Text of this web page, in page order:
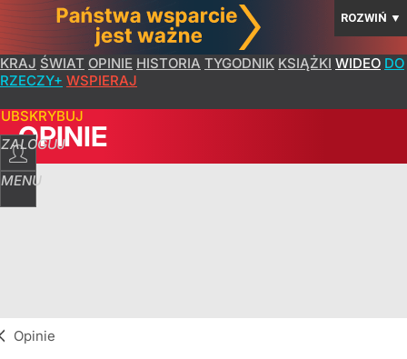
ROZWIŃ ▼
KRAJ ŚWIAT OPINIE HISTORIA TYGODNIK KSIĄŻKI WIDEO DO
RZECZY+ WSPIERAJ
ZALOGUJ
MENU
OPINIE
Opinie